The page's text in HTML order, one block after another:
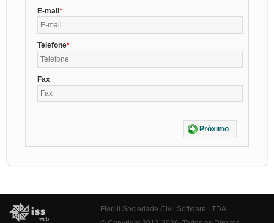
E-mail
Telefone
Fax
Próximo
Fiorilli Sociedade Civil Software LTDA